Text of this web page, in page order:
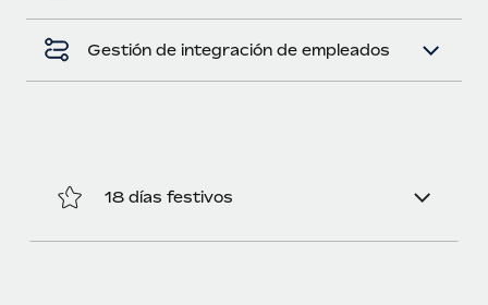
Gestión de integración de empleados
18 días festivos